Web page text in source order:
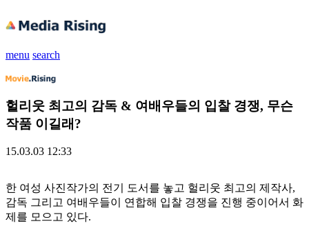
menu search
헐리웃 최고의 감독 & 여배우들의 입찰 경쟁, 무슨
작품 이길래?
15.03.03 12:33
한 여성 사진작가의 전기 도서를 놓고 헐리웃 최고의 제작사,
감독 그리고 여배우들이 연합해 입찰 경쟁을 진행 중이어서 화
제를 모으고 있다.